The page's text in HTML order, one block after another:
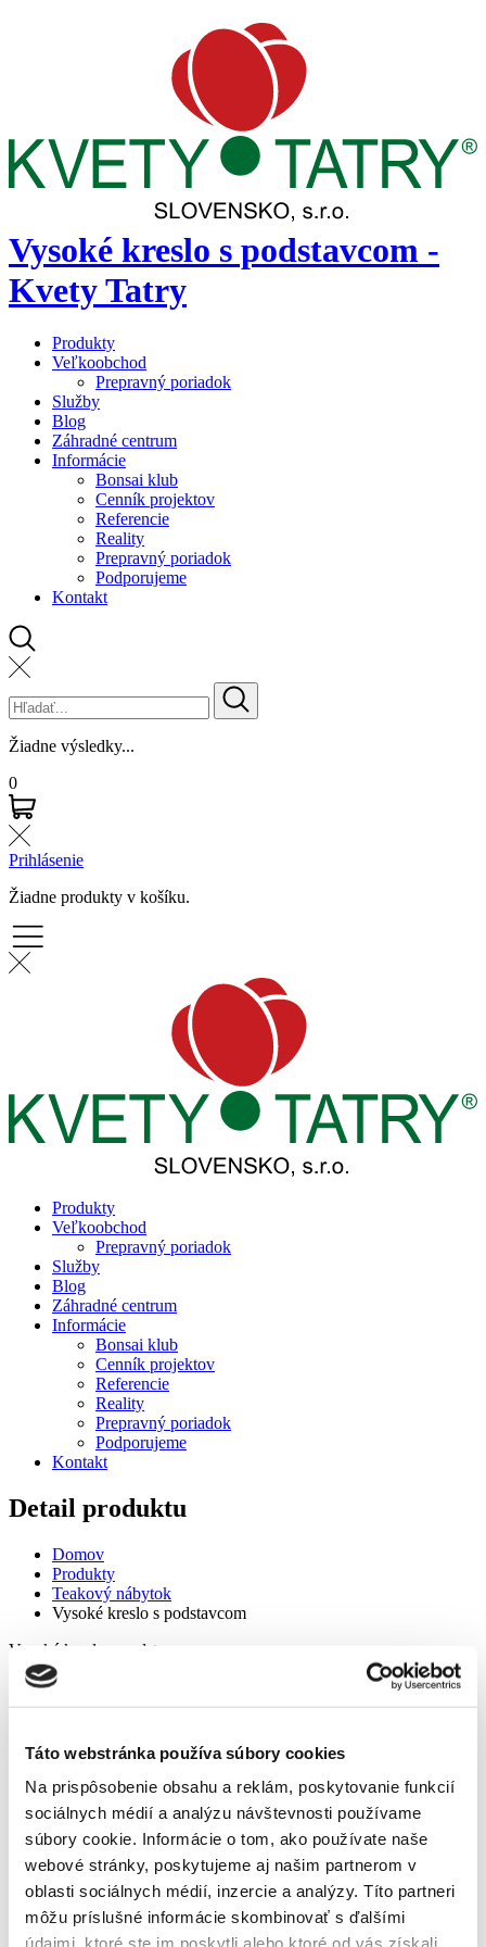
Táto webstránka používa súbory cookies
Na prispôsobenie obsahu a reklám, poskytovanie funkcií
sociálnych médií a analýzu návštevnosti používame
súbory cookie. Informácie o tom, ako používate naše
webové stránky, poskytujeme aj našim partnerom v
oblasti sociálnych médií, inzercie a analýzy. Títo partneri
môžu príslušné informácie skombinovať s ďalšími
údajmi, ktoré ste im poskytli alebo ktoré od vás získali,
Vysoké kreslo s podstavcom -
Kvety Tatry
Produkty
Veľkoobchod
Prepravný poriadok
Služby
Blog
Záhradné centrum
Informácie
Bonsai klub
Cenník projektov
Referencie
Reality
Prepravný poriadok
Podporujeme
Kontakt
Žiadne výsledky...
0
Prihlásenie
Žiadne produkty v košíku.
Produkty
Veľkoobchod
Prepravný poriadok
Služby
Blog
Záhradné centrum
Informácie
Bonsai klub
Cenník projektov
Referencie
Reality
Prepravný poriadok
Podporujeme
Kontakt
Detail produktu
Domov
Produkty
Teakový nábytok
Vysoké kreslo s podstavcom
Vysoké kreslo s podstavcom
Domov
Produkty
Teakový nábytok
Vysoké kreslo s podstavcom
Vysoké kreslo s podstavcom